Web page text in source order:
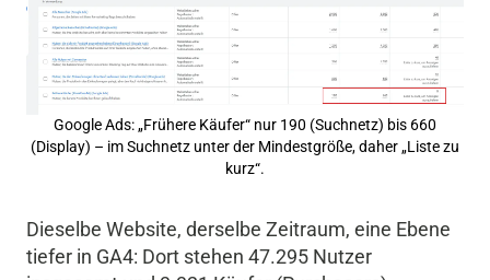
Google Ads: „Frühere Käufer“ nur 190 (Suchnetz) bis 660
(Display) – im Suchnetz unter der Mindestgröße, daher „Liste zu
kurz“.
Dieselbe Website, derselbe Zeitraum, eine Ebene
tiefer in GA4: Dort stehen 47.295 Nutzer